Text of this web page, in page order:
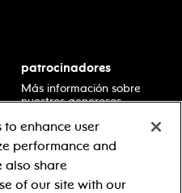
patrocinadores
Más información sobre
nuestros generosos
to enhance user
performance and
also share
of our site with our